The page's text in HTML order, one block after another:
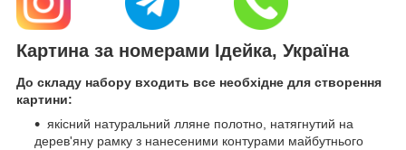
Картина за номерами Ідейка, Україна
До складу набору входить все необхідне для створення
картини:
якісний натуральний лляне полотно, натягнутий на
дерев'яну рамку з нанесеними контурами майбутнього